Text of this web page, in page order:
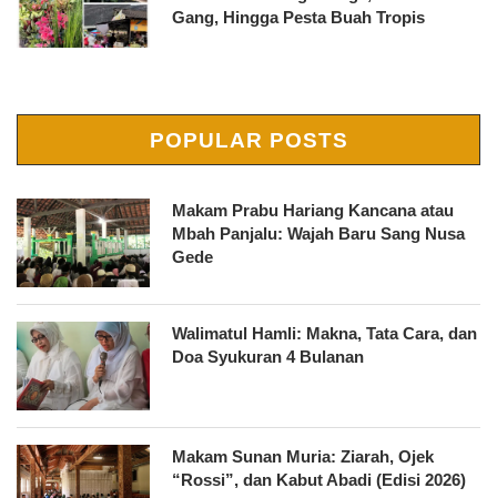
Gang, Hingga Pesta Buah Tropis
POPULAR POSTS
Makam Prabu Hariang Kancana atau
Mbah Panjalu: Wajah Baru Sang Nusa
Gede
Walimatul Hamli: Makna, Tata Cara, dan
Doa Syukuran 4 Bulanan
Makam Sunan Muria: Ziarah, Ojek
“Rossi”, dan Kabut Abadi (Edisi 2026)